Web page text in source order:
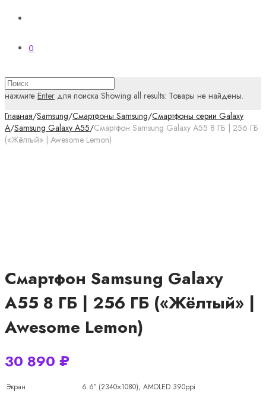
0
нажмите Enter для поиска Showing all results: Товары не найдены.
Главная/Samsung/Смартфоны Samsung/Смартфоны серии Galaxy
A/Samsung Galaxy A55/Смартфон Samsung Galaxy A55 8 ГБ | 256 ГБ
(«Жёлтый» | Awesome Lemon)
Смартфон Samsung Galaxy
A55 8 ГБ | 256 ГБ («Жёлтый» |
Awesome Lemon)
30 890 ₽
Экран
6.6″ (2340×1080), AMOLED 390ppi